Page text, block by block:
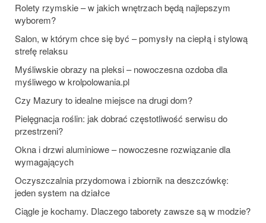
Rolety rzymskie – w jakich wnętrzach będą najlepszym
wyborem?
Salon, w którym chce się być – pomysły na ciepłą i stylową
strefę relaksu
Myśliwskie obrazy na pleksi – nowoczesna ozdoba dla
myśliwego w krolpolowania.pl
Czy Mazury to idealne miejsce na drugi dom?
Pielęgnacja roślin: jak dobrać częstotliwość serwisu do
przestrzeni?
Okna i drzwi aluminiowe – nowoczesne rozwiązanie dla
wymagających
Oczyszczalnia przydomowa i zbiornik na deszczówkę:
jeden system na działce
Ciągle je kochamy. Dlaczego taborety zawsze są w modzie?